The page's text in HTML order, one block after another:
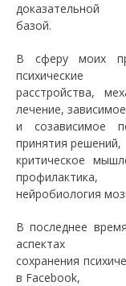
доказательной
базой.
В сферу моих
психические
расстройства,
лечение, зависимое
и созависимое
принятия решений,
критическое
профилактика,
нейробиология
В последнее
аспектах
сохранения
в Facebook,